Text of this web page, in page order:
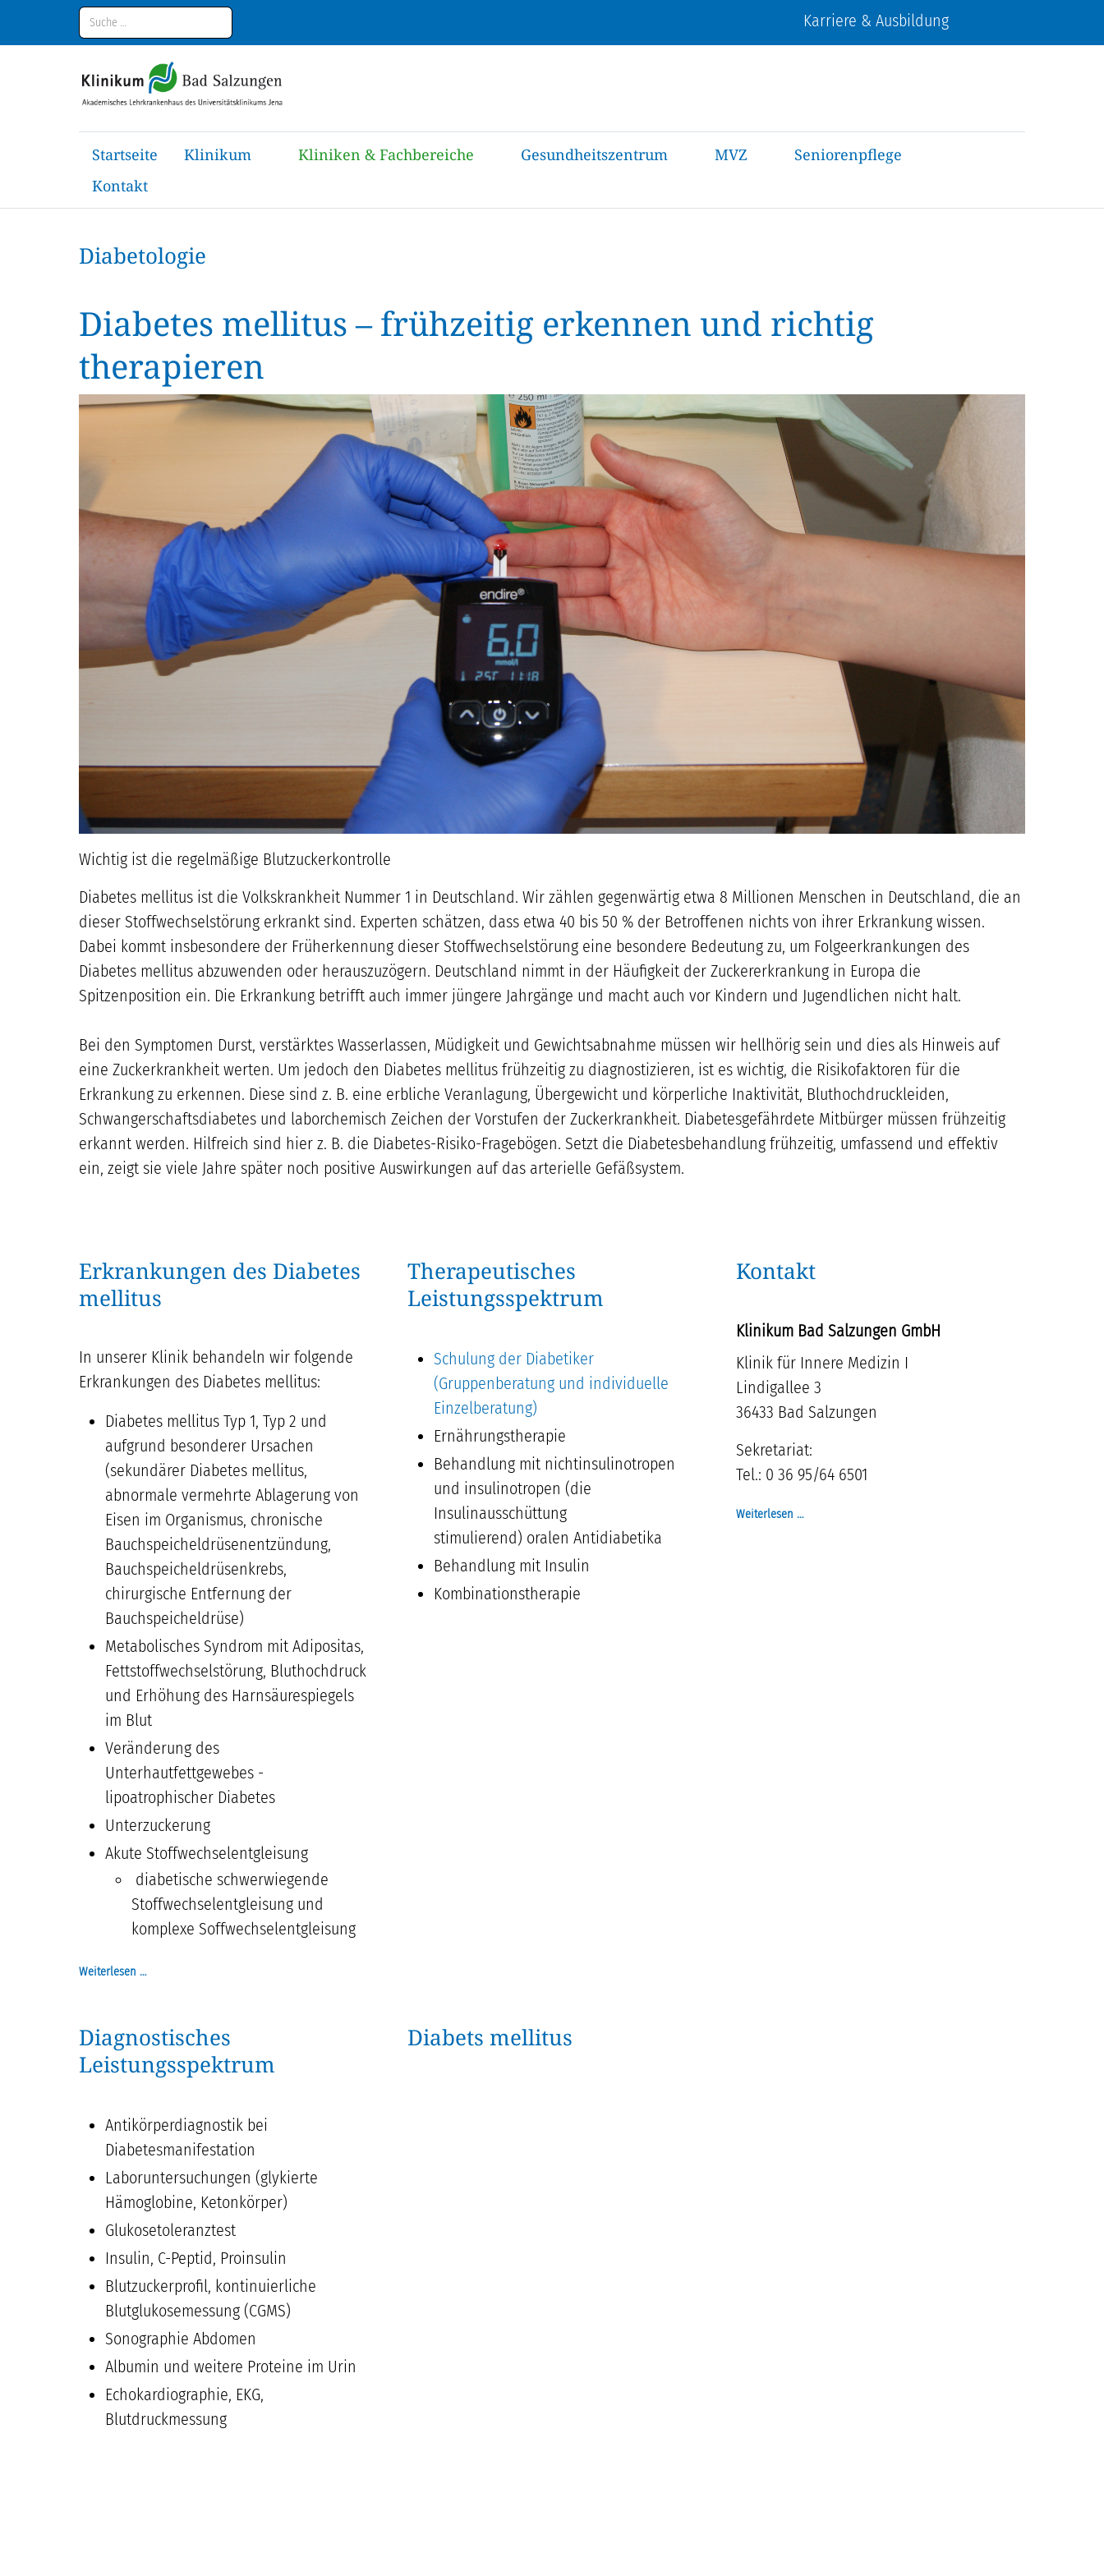
Suchen Karriere & Ausbildung
Startseite Klinikum Kliniken & Fachbereiche Gesundheitszentrum MVZ
Seniorenpflege
Kontakt
Diabetologie
Diabetes mellitus – frühzeitig erkennen und richtig
therapieren
Wichtig ist die regelmäßige Blutzuckerkontrolle
Diabetes mellitus ist die Volkskrankheit Nummer 1 in Deutschland. Wir zählen gegenwärtig etwa 8 Millionen Menschen in Deutschland, die an
dieser Stoffwechselstörung erkrankt sind. Experten schätzen, dass etwa 40 bis 50 % der Betroffenen nichts von ihrer Erkrankung wissen.
Dabei kommt insbesondere der Früherkennung dieser Stoffwechselstörung eine besondere Bedeutung zu, um Folgeerkrankungen des
Diabetes mellitus abzuwenden oder herauszuzögern. Deutschland nimmt in der Häufigkeit der Zuckererkrankung in Europa die
Spitzenposition ein. Die Erkrankung betrifft auch immer jüngere Jahrgänge und macht auch vor Kindern und Jugendlichen nicht halt.
Bei den Symptomen Durst, verstärktes Wasserlassen, Müdigkeit und Gewichtsabnahme müssen wir hellhörig sein und dies als Hinweis auf
eine Zuckerkrankheit werten. Um jedoch den Diabetes mellitus frühzeitig zu diagnostizieren, ist es wichtig, die Risikofaktoren für die
Erkrankung zu erkennen. Diese sind z. B. eine erbliche Veranlagung, Übergewicht und körperliche Inaktivität, Bluthochdruckleiden,
Schwangerschaftsdiabetes und laborchemisch Zeichen der Vorstufen der Zuckerkrankheit. Diabetesgefährdete Mitbürger müssen frühzeitig
erkannt werden. Hilfreich sind hier z. B. die Diabetes-Risiko-Fragebögen. Setzt die Diabetesbehandlung frühzeitig, umfassend und effektiv
ein, zeigt sie viele Jahre später noch positive Auswirkungen auf das arterielle Gefäßsystem.
Erkrankungen des Diabetes
mellitus
In unserer Klinik behandeln wir folgende
Erkrankungen des Diabetes mellitus:
Diabetes mellitus Typ 1, Typ 2 und
aufgrund besonderer Ursachen
(sekundärer Diabetes mellitus,
abnormale vermehrte Ablagerung von
Eisen im Organismus, chronische
Bauchspeicheldrüsenentzündung,
Bauchspeicheldrüsenkrebs,
chirurgische Entfernung der
Bauchspeicheldrüse)
Metabolisches Syndrom mit Adipositas,
Fettstoffwechselstörung, Bluthochdruck
und Erhöhung des Harnsäurespiegels
im Blut
Veränderung des
Unterhautfettgewebes -
lipoatrophischer Diabetes
Unterzuckerung
Akute Stoffwechselentgleisung
diabetische schwerwiegende
Stoffwechselentgleisung und
komplexe Soffwechselentgleisung
Weiterlesen …
Therapeutisches
Leistungsspektrum
Schulung der Diabetiker
(Gruppenberatung und individuelle
Einzelberatung)
Ernährungstherapie
Behandlung mit nichtinsulinotropen
und insulinotropen (die
Insulinausschüttung
stimulierend) oralen Antidiabetika
Behandlung mit Insulin
Kombinationstherapie
Kontakt
Klinikum Bad Salzungen GmbH
Klinik für Innere Medizin I
Lindigallee 3
36433 Bad Salzungen
Sekretariat:
Tel.: 0 36 95/64 6501
Weiterlesen …
Diagnostisches
Leistungsspektrum
Antikörperdiagnostik bei
Diabetesmanifestation
Laboruntersuchungen (glykierte
Hämoglobine, Ketonkörper)
Glukosetoleranztest
Insulin, C-Peptid, Proinsulin
Blutzuckerprofil, kontinuierliche
Blutglukosemessung (CGMS)
Sonographie Abdomen
Albumin und weitere Proteine im Urin
Echokardiographie, EKG,
Blutdruckmessung
Diabets mellitus